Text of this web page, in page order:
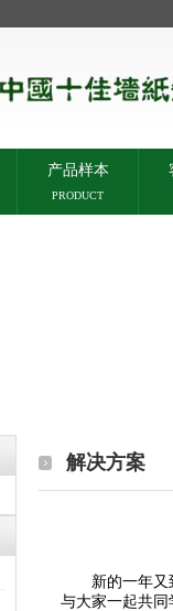
产品样本
PRODUCT
解决方案
新的一年又到
与大家一起共同